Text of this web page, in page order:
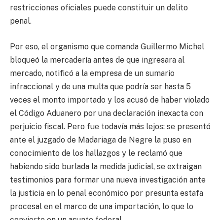
restricciones oficiales puede constituir un delito
penal.
Por eso, el organismo que comanda Guillermo Michel
bloqueó la mercadería antes de que ingresara al
mercado, notificó a la empresa de un sumario
infraccional y de una multa que podría ser hasta 5
veces el monto importado y los acusó de haber violado
el Código Aduanero por una declaración inexacta con
perjuicio fiscal. Pero fue todavía más lejos: se presentó
ante el juzgado de Madariaga de Negre la puso en
conocimiento de los hallazgos y le reclamó que
habiendo sido burlada la medida judicial, se extraigan
testimonios para formar una nueva investigación ante
la justicia en lo penal económico por presunta estafa
procesal en el marco de una importación, lo que lo